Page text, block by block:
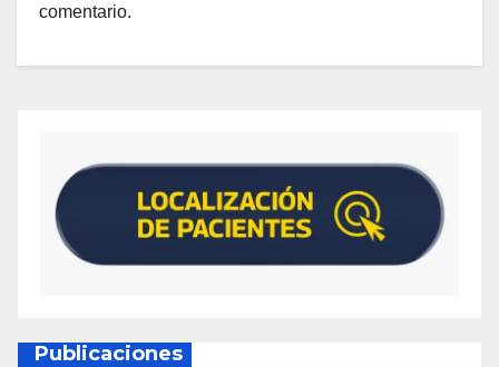
comentario.
Publicaciones